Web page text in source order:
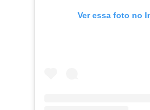
Ver essa foto no